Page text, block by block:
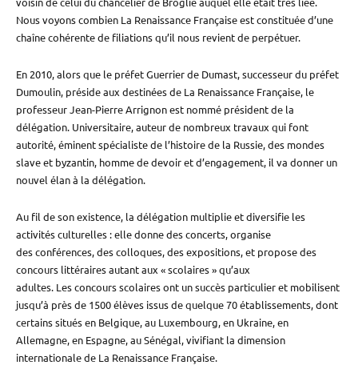
Nous voyons combien La Renaissance Française est constituée d’une
chaîne cohérente de filiations qu’il nous revient de perpétuer.
En 2010, alors que le préfet Guerrier de Dumast, successeur du préfet
Dumoulin, préside aux destinées de La Renaissance Française, le
professeur Jean-Pierre Arrignon est nommé président de la
délégation. Universitaire, auteur de nombreux travaux qui font
autorité, éminent spécialiste de l’histoire de la Russie, des mondes
slave et byzantin, homme de devoir et d’engagement, il va donner un
nouvel élan à la délégation.
Au fil de son existence, la délégation multiplie et diversifie les
activités culturelles : elle donne des concerts, organise
des conférences, des colloques, des expositions, et propose des
concours littéraires autant aux « scolaires » qu’aux
adultes. Les concours scolaires ont un succès particulier et mobilisent
jusqu’à près de 1500 élèves issus de quelque 70 établissements, dont
certains situés en Belgique, au Luxembourg, en Ukraine, en
Allemagne, en Espagne, au Sénégal, vivifiant la dimension
internationale de La Renaissance Française.